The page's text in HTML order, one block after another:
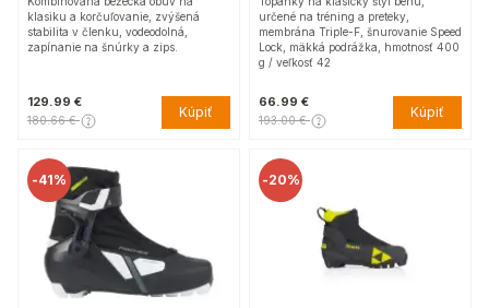
klasiku a korčuľovanie, zvýšená
stabilita v členku, vodeodolná,
zapínanie na šnúrky a zips.
129.99 €
180.66 € Kúpiť
určené na tréning a preteky,
membrána Triple-F, šnurovanie Speed
Lock, mäkká podrážka, hmotnosť 400
g / veľkosť 42
66.99 €
193.00 € Kúpiť
-41% -20%